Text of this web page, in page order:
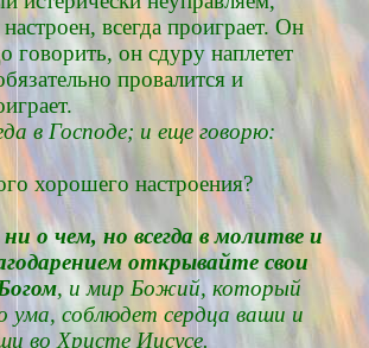
всегда проиграет. Он
говорить, он сдуру наплетет
провалится и
в Господе; и еще говорю:
хорошего настроения?
о чем, но всегда в молитве и
открывайте свои
, и мир Божий, который
ума, соблюдет сердца ваши и
во Христе Иисусе.